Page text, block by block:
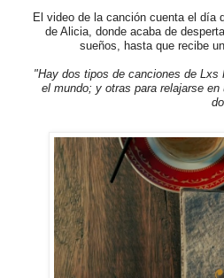
El video de la canción cuenta el día
de Alicia, donde acaba de
sueños, hasta que recibe
"Hay dos tipos de canciones de
el mundo; y otras para relajarse